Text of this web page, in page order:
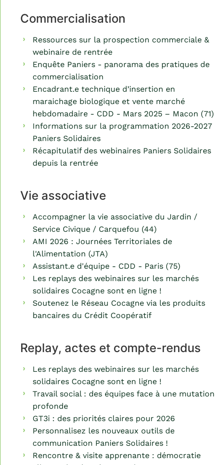
Commercialisation
Ressources sur la prospection commerciale &
webinaire de rentrée
Enquête Paniers - panorama des pratiques de
commercialisation
Encadrant.e technique d’insertion en
maraichage biologique et vente marché
hebdomadaire - CDD - Mars 2025 – Macon (71)
Informations sur la programmation 2026-2027
Paniers Solidaires
Récapitulatif des webinaires Paniers Solidaires
depuis la rentrée
Vie associative
Accompagner la vie associative du Jardin /
Service Civique / Carquefou (44)
AMI 2026 : Journées Territoriales de
l'Alimentation (JTA)
Assistant.e d'équipe - CDD - Paris (75)
Les replays des webinaires sur les marchés
solidaires Cocagne sont en ligne !
Soutenez le Réseau Cocagne via les produits
bancaires du Crédit Coopératif
Replay, actes et compte-rendus
Les replays des webinaires sur les marchés
solidaires Cocagne sont en ligne !
Travail social : des équipes face à une mutation
profonde
GT3i : des priorités claires pour 2026
Personnalisez les nouveaux outils de
communication Paniers Solidaires !
Rencontre & visite apprenante : démocratie